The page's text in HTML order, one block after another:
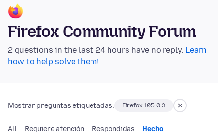
Firefox Community Forum
2 questions in the last 24 hours have no reply. Learn
how to help solve them!
Mostrar preguntas etiquetadas: Firefox 105.0.3
All Requiere atención Respondidas Hecho